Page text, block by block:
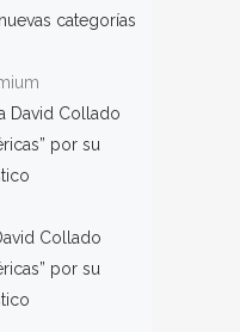
categorías
Collado
por su